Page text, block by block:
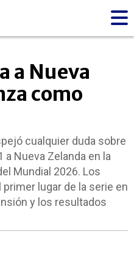
a Nueva
como
cualquier duda sobre
Nueva Zelanda en la
Mundial 2026. Los
lugar de la serie en
y los resultados